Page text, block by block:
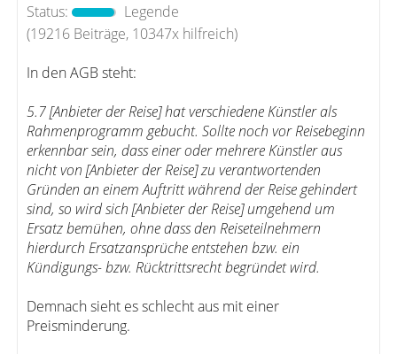
Status:
Legende
(19216 Beiträge, 10347x hilfreich)
In den AGB steht:
5.7 [Anbieter der Reise] hat verschiedene Künstler als
Rahmenprogramm gebucht. Sollte noch vor Reisebeginn
erkennbar sein, dass einer oder mehrere Künstler aus
nicht von [Anbieter der Reise] zu verantwortenden
Gründen an einem Auftritt während der Reise gehindert
sind, so wird sich [Anbieter der Reise] umgehend um
Ersatz bemühen, ohne dass den Reiseteilnehmern
hierdurch Ersatzansprüche entstehen bzw. ein
Kündigungs- bzw. Rücktrittsrecht begründet wird.
Demnach sieht es schlecht aus mit einer
Preisminderung.